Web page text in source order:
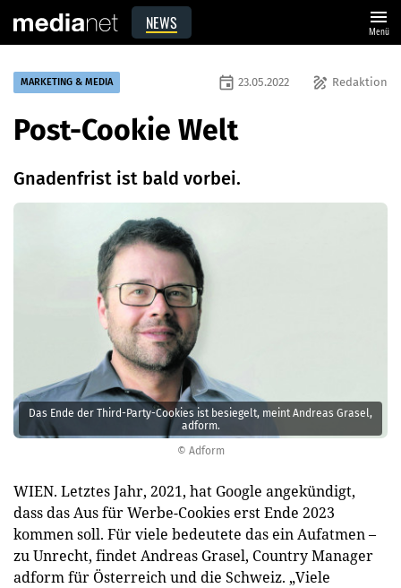
NEWS menu
Menü
© Adform
Das Ende der Third-Party-Cookies ist besiegelt, meint Andreas Grasel,
adform.
MARKETING & MEDIA draw Redaktion
event 23.05.2022
Post-Cookie Welt
Gnadenfrist ist bald vorbei.
WIEN. Letztes Jahr, 2021, hat Google angekündigt,
dass das Aus für Werbe-Cookies erst Ende 2023
kommen soll. Für viele bedeutete das ein Aufatmen –
zu Unrecht, findet Andreas Grasel, Country Manager
adform für Österreich und die Schweiz. „Viele